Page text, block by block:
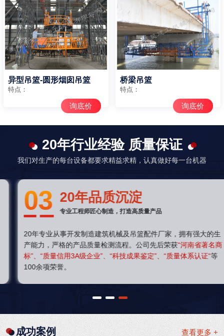
异型吊篮-圆形烟囱吊篮
特点：
询底价
桥梁吊篮
特点：
询底价
20年行业经验 质量保证
我们对生产的每台设备都要求精益求精，认真做好每一台机器
03 20年品质沉淀
专业工程师匠心制造，打造高质量产品
20年专业从事开发制造建筑机械及吊篮配件厂家，拥有强大的生
产能力，严格的产品质量检测流程。公司先后荣获“河南省著名商
标”、“质量信用3A级企业”、“科技成果鉴定”、“质量体系认证“等
100余项荣誉。
1 2 3
查看更多 +
成功案例